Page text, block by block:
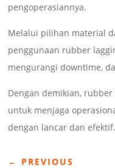
pengoperasiannya.
Melalui pilihan material
penggunaan rubber
mengurangi downtime,
Dengan demikian,
untuk menjaga
dengan lancar dan efektif.
← PREVIOUS